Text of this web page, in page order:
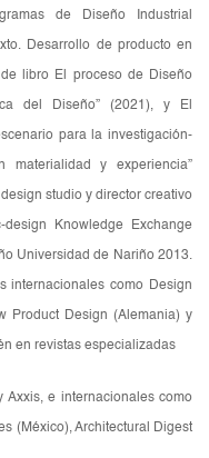
de Diseño Industrial
Desarrollo de producto en
libro El proceso de Diseño
del Diseño” (2021), y El
para la investigación-
materialidad y experiencia”
studio y director creativo
Knowledge Exchange
Universidad de Nariño 2013.
internacionales como Design
Product Design (Alemania) y
en revistas especializadas
e internacionales como
(México), Architectural Digest